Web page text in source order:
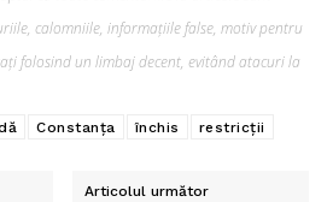
calomniile, informațiile false, motiv pentru
folosind un limbaj decent, evitând atacuri la
Constanța închis restricții
Articolul următor